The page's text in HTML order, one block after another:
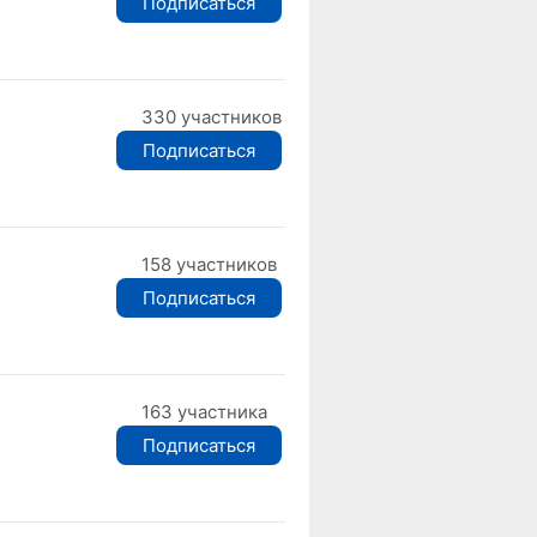
330 участников
Подписаться
158 участников
Подписаться
163 участника
Подписаться